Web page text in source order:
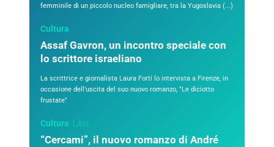
femminile di un piccolo nucleo famigliare, tra la Yugoslavia (...)
Cultura
Assaf Gavron, un incontro speciale con
lo scrittore israeliano
La scrittrice e giornalista Laura Forti lo intervista a Firenze, in
occasione dell'uscita del suo nuovo romanzo, "Le diciotto
frustate"
Cultura Libri
“Cercami”, il nuovo romanzo di André